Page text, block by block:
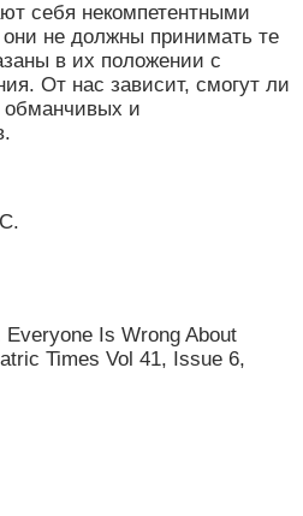
себя некомпетентными
не должны принимать те
в их положении с
От нас зависит, смогут ли
обманчивых и
Everyone Is Wrong About
Times Vol 41, Issue 6,